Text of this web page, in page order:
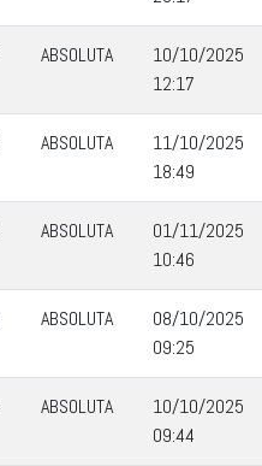
ABSOLUTA
10/10/2025
12:17
ABSOLUTA
11/10/2025
18:49
ABSOLUTA
01/11/2025
10:46
ABSOLUTA
08/10/2025
09:25
ABSOLUTA
10/10/2025
09:44